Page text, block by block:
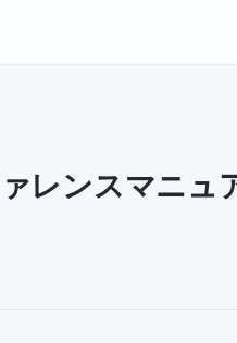
レンスマニュ